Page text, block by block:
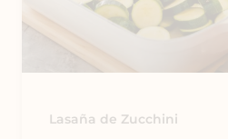
Lasaña de Zucchini